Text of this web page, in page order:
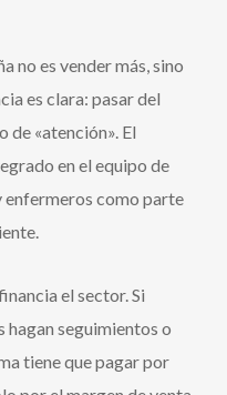
no es vender más, sino
es clara: pasar del
de «atención». El
en el equipo de
enfermeros como parte
el sector. Si
seguimientos o
tiene que pagar por